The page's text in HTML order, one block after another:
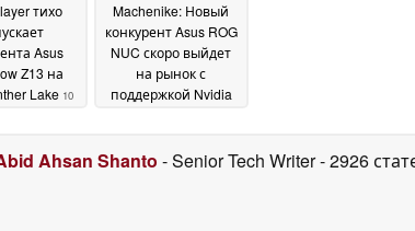
тихо
Asus
Z13 на
Lake 10
Machenike: Новый
конкурент Asus ROG
NUC скоро выйдет
на рынок с
поддержкой Nvidia
Ahsan Shanto - Senior Tech Writer- 2926